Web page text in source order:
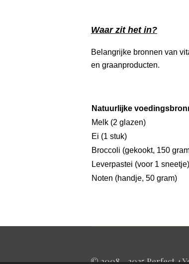
Waar zit het in?
Belangrijke bronnen van
en graanproducten.
Natuurlijke
Melk (2 glazen)
Ei (1 stuk)
Broccoli (gekookt, 150
Leverpastei (voor 1 sneetje)
Noten (handje, 50 gram)
© 2008 - 2025 Perfect 4